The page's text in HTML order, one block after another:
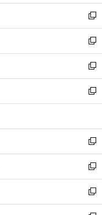
開
く
ウ
で
開
く
ン
ド
ウ
で
開
く
ウ
ィ
ン
ド
ウ
で
開
く
し
い
ウ
ィ
ン
ド
ウ
で
開
新
し
い
ウ
ィ
ン
ド
ウ
開
く
新
し
い
ウ
ィ
ン
ウ
で
開
く
新
し
い
ウ
ン
ド
ウ
で
開
く
新
し
ウ
ィ
ン
ド
ウ
で
開
新
し
い
ウ
ィ
ン
新
し
い
ウ
新
し